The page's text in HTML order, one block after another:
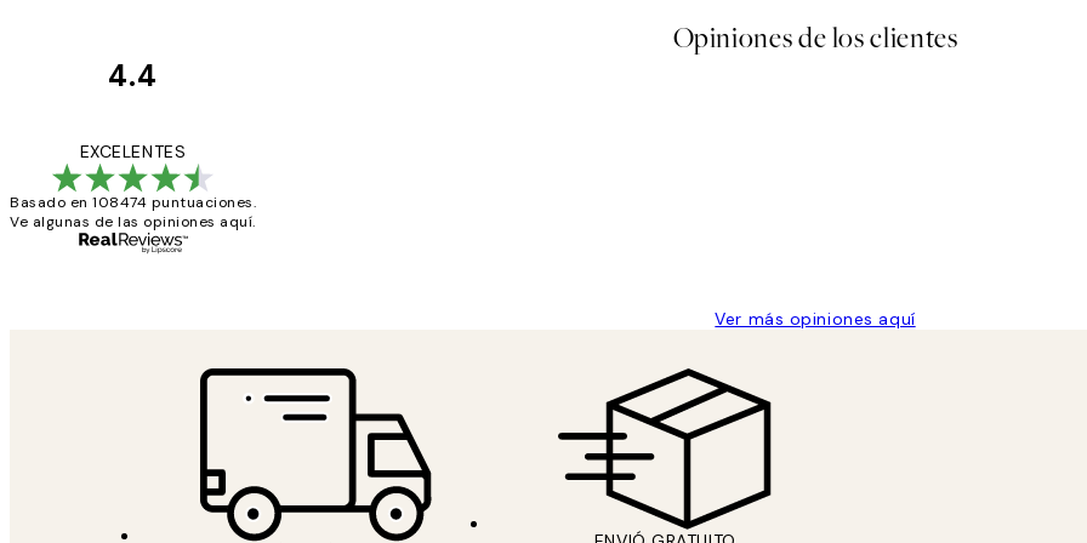
Opiniones de los clientes
4.4
EXCELENTES
Basado en 108474 puntuaciones.
Ve algunas de las opiniones aquí.
Ver más opiniones aquí